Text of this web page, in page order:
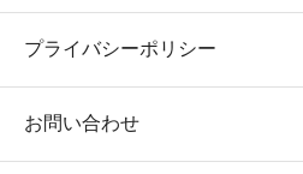
プライバシーポリシー
お問い合わせ